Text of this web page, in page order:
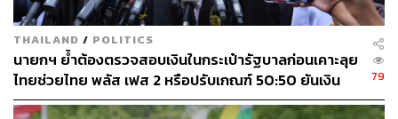
THAILAND / POLITICS
นายกฯ ย้ำต้องตรวจสอบเงินในกระเป๋ารัฐบาลก่อนเคาะลุย
ไทยช่วยไทย พลัส เฟส 2 หรือปรับเกณฑ์ 50:50 ยันเงิน
คงคลังรัฐบาลแข็งแรง
79